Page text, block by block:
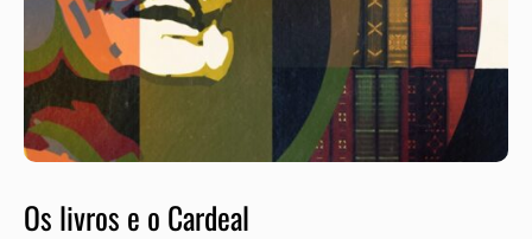
Os livros e o Cardeal